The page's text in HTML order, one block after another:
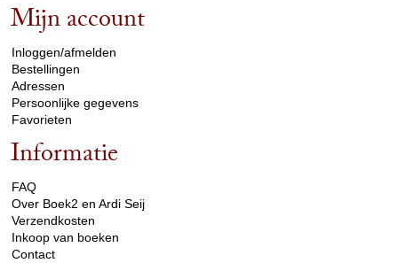
Mijn account
Inloggen/afmelden
Bestellingen
Adressen
Persoonlijke gegevens
Favorieten
Informatie
FAQ
Over Boek2 en Ardi Seij
Verzendkosten
Inkoop van boeken
Contact